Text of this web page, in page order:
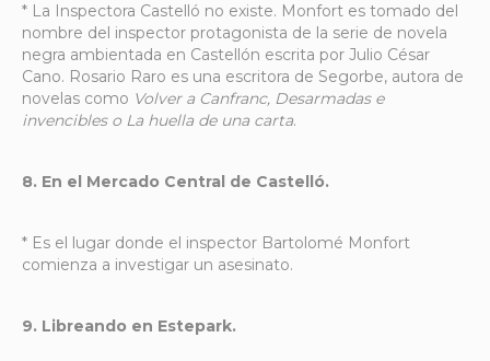
* La Inspectora Castelló no existe. Monfort es tomado del
nombre del inspector protagonista de la serie de novela
negra ambientada en Castellón escrita por Julio César
Cano. Rosario Raro es una escritora de Segorbe, autora de
novelas como Volver a Canfranc, Desarmadas e
invencibles o La huella de una carta.
8. En el Mercado Central de Castelló.
* Es el lugar donde el inspector Bartolomé Monfort
comienza a investigar un asesinato.
9. Libreando en Estepark.